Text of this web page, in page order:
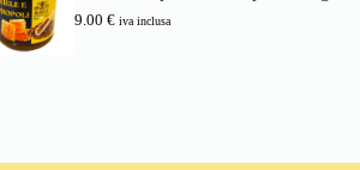
9.00 € iva inclusa